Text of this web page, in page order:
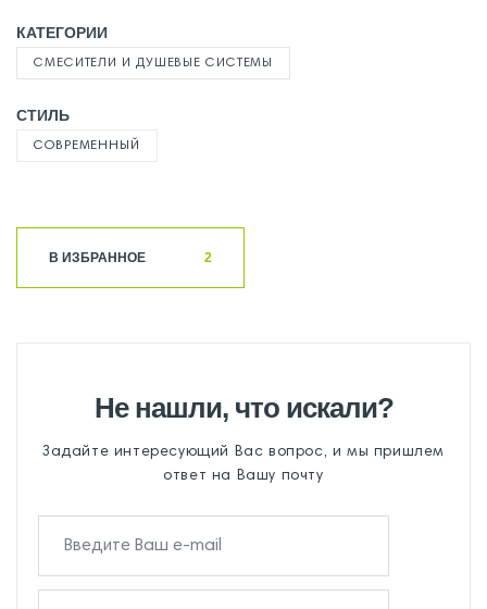
КАТЕГОРИИ
СМЕСИТЕЛИ И ДУШЕВЫЕ СИСТЕМЫ
СТИЛЬ
СОВРЕМЕННЫЙ
В ИЗБРАННОЕ 2
Не нашли, что искали?
Задайте интересующий Вас вопрос, и мы пришлем
ответ на Вашу почту